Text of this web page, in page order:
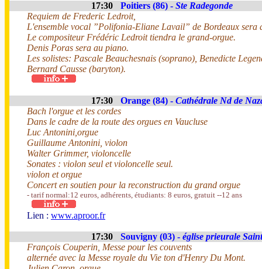
17:30 Poitiers (86) - Ste Radegonde
Requiem de Frederic Ledroit,
L'ensemble vocal ”Polifonia-Eliane Lavail” de Bordeaux
Le compositeur Frédéric Ledroit tiendra le grand-orgue.
Denis Poras sera au piano.
Les solistes: Pascale Beauchesnais (soprano), Benedicte
Bernard Causse (baryton).
17:30 Orange (84) - Cathédrale Nd de
Bach l'orgue et les cordes
Dans le cadre de la route des orgues en Vaucluse
Luc Antonini,orgue
Guillaume Antonini, violon
Walter Grimmer, violoncelle
Sonates : violon seul et violoncelle seul.
violon et orgue
Concert en soutien pour la reconstruction du grand orgue
- tarif normal:12 euros, adhérents, étudiants: 8 euros, gratuit --12 ans
Lien : www.aproor.fr
17:30 Souvigny (03) - église prieurale
François Couperin, Messe pour les couvents
alternée avec la Messe royale du Vie ton d'Henry Du Mont.